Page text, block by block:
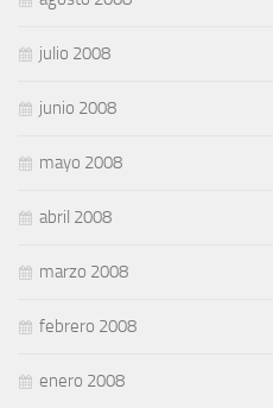
julio 2008
junio 2008
mayo 2008
abril 2008
marzo 2008
febrero 2008
enero 2008